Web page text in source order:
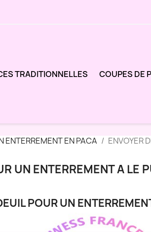
TRADITIONNELLES COUPES DE
ENTERREMENT EN PACA
ENVOYER
UN ENTERREMENT A LE
POUR UN